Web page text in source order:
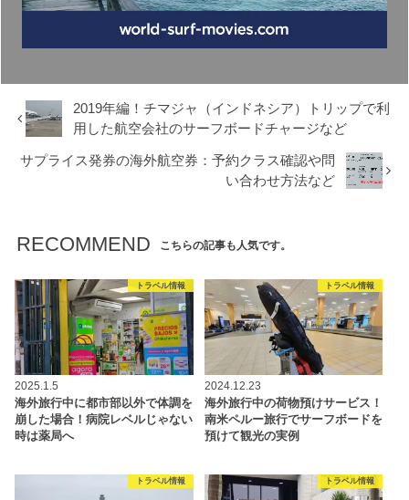
2019年編！チマジャ（インドネシア）トリップで利
用した航空会社のサーフボードチャージなど
サプライス発券の海外航空券：予約クラス確認や問
い合わせ方法など
RECOMMEND こちらの記事も人気です。
トラベル情報
2025.1.5
海外旅行中に都市部以外で体調を
崩した場合！病院レベルじゃない
時は薬局へ
トラベル情報
2024.12.23
海外旅行中の荷物預けサービス！
南米ペルー旅行でサーフボードを
預けて観光の実例
トラベル情報 トラベル情報